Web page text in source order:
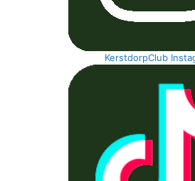
KerstdorpClub